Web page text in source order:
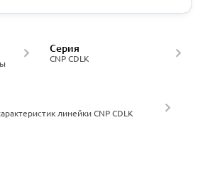
CNP CDLK
Серия
линейки CNP CDLK